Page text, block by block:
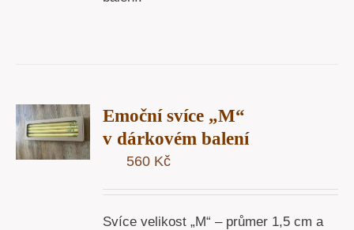
Emoční svíce „M“
v dárkovém balení
560 Kč
Svíce velikost „M“ – průmer 1,5 cm a